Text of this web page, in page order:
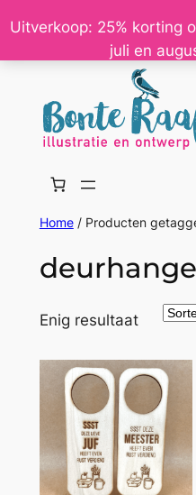
Uitverkoop: 25% korting
juli en
Ga
de
Home/ Producten
Enig resultaat